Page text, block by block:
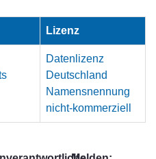
Lizenz
Datenlizenz
Deutschland
Namensnennung
nicht-kommerziell